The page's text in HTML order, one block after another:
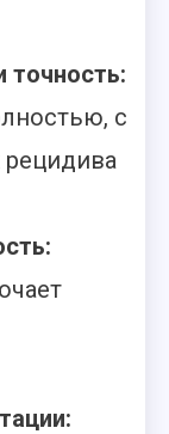
точность:
с
рецидива